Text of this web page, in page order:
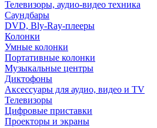
Телевизоры, аудио-видео техника
Саундбары
DVD, Bly-Ray-плееры
Колонки
Умные колонки
Портативные колонки
Музыкальные центры
Диктофоны
Аксессуары для аудио, видео и TV
Телевизоры
Цифровые приставки
Проекторы и экраны